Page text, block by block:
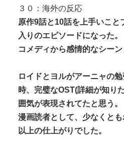
３０：海外の反応
原作9話と10話を上手いこと
入りのエピソードになった。
コメディから感情的なシーン
ロイドとヨルがアーニャの
時、完璧なOST(詳細が知り
囲気が表現されてたと思う。
漫画読者として、少なくと
以上の仕上がりでした。